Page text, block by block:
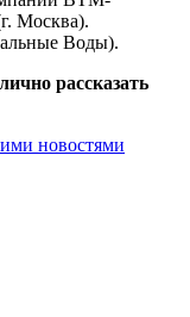
Москва).
Воды).
рассказать
новостями